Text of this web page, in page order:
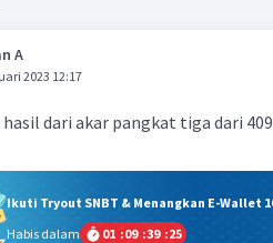
A
2023 12:17
hasil dari akar pangkat tiga dari
Ikuti Tryout SNBT & Menangkan E-Wallet
Habis dalam
01 :09 :39 :24